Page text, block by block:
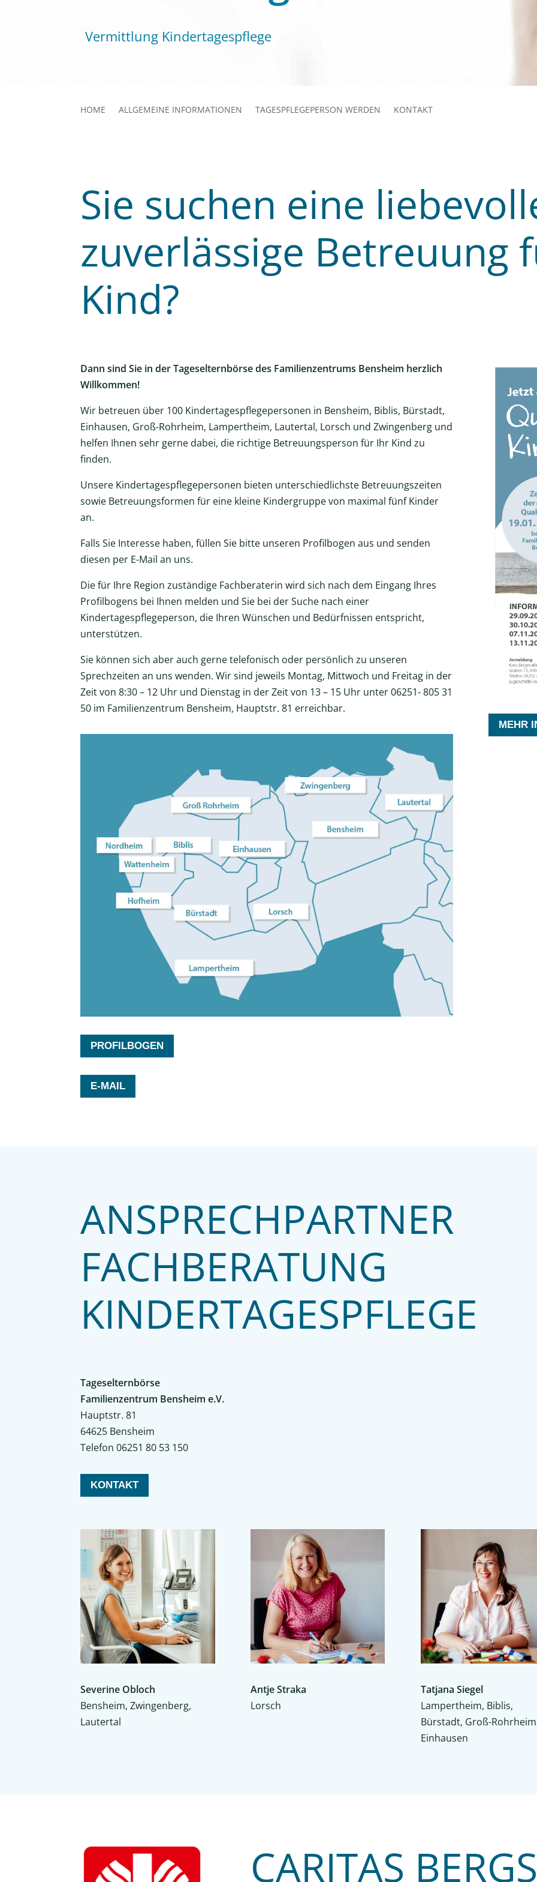
Vermittlung Kindertagespflege
HOME ALLGEMEINE INFORMATIONEN TAGESPFLEGEPERSON WERDEN KONTAKT
Sie suchen eine
zuverlässige Betreuung
Kind?
Dann sind Sie in der Tageselternbörse des Familienzentrums Bensheim herzlich
Willkommen!
Wir betreuen über 100 Kindertagespflegepersonen in Bensheim, Biblis, Bürstadt,
Einhausen, Groß-Rohrheim, Lampertheim, Lautertal, Lorsch und Zwingenberg und
helfen Ihnen sehr gerne dabei, die richtige Betreuungsperson für Ihr Kind zu
finden.
Unsere Kindertagespflegepersonen bieten unterschiedlichste Betreuungszeiten
sowie Betreuungsformen für eine kleine Kindergruppe von maximal fünf Kinder
an.
Falls Sie Interesse haben, füllen Sie bitte unseren Profilbogen aus und senden
diesen per E-Mail an uns.
Die für Ihre Region zuständige Fachberaterin wird sich nach dem Eingang Ihres
Profilbogens bei Ihnen melden und Sie bei der Suche nach einer
Kindertagespflegeperson, die Ihren Wünschen und Bedürfnissen entspricht,
unterstützen.
Sie können sich aber auch gerne telefonisch oder persönlich zu unseren
Sprechzeiten an uns wenden. Wir sind jeweils Montag, Mittwoch und Freitag in der
Zeit von 8:30 – 12 Uhr und Dienstag in der Zeit von 13 – 15 Uhr unter 06251- 805 31
50 im Familienzentrum Bensheim, Hauptstr. 81 erreichbar.
PROFILBOGEN
E-MAIL
MEHR
ANSPRECHPARTNER
FACHBERATUNG
KINDERTAGESPFLEGE
Tageselternbörse
Familienzentrum Bensheim e.V.
Hauptstr. 81
64625 Bensheim
Telefon 06251 80 53 150
KONTAKT
Severine Obloch
Bensheim, Zwingenberg,
Lautertal
Antje Straka
Lorsch
Tatjana Siegel
Lampertheim, Biblis,
Bürstadt, Groß-
Einhausen
CARITAS